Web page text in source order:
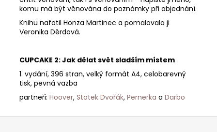
komu má být věnována do poznámky při objednání.
Knihu nafotil Honza Martinec a pomalovala ji
Veronika Děrdová.
CUPCAKE 2: Jak dělat svět sladším místem
1. vydání, 396 stran, velký formát A4, celobarevný
tisk, pevná vazba
partneři: Hoover, Statek Dvořák, Pernerka a Darbo
Z